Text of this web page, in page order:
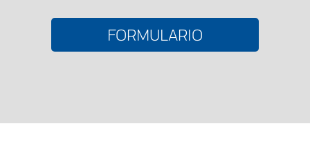
FORMULARIO